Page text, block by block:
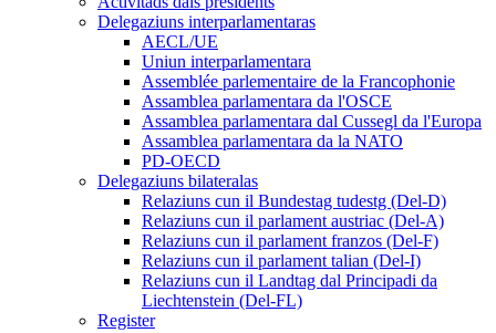
Delegaziuns interparlamentaras
AECL/UE
Uniun interparlamentara
Assemblée parlementaire de la Francophonie
Assamblea parlamentara da l'OSCE
Assamblea parlamentara dal Cussegl da l'Europa
Assamblea parlamentara da la NATO
PD-OECD
Delegaziuns bilateralas
Relaziuns cun il Bundestag tudestg (Del-D)
Relaziuns cun il parlament austriac (Del-A)
Relaziuns cun il parlament franzos (Del-F)
Relaziuns cun il parlament talian (Del-I)
Relaziuns cun il Landtag dal Principadi da
Liechtenstein (Del-FL)
Register